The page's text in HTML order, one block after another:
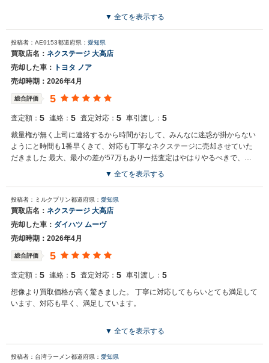
▼ 全てを表示する
投稿者：AE9153都道府県： 愛知県
買取店名： ネクステージ 大高店
売却した車：
トヨタ ノア
売却時期：2026年4月
総合評価 5
査定額： 5 連絡： 5 査定対応： 5 車引渡し： 5
裁量権が無く上司に連絡するから時間がおして、みんなに迷惑が掛からない
ようにと時間も1番早くきて、対応も丁寧なネクステージに売却させていた
だきました 最大、最小の差が57万もあり一括査定はやはりやるべきで、や
ってよかったと思っています 次回も売却時は活用させていただきます
▼ 全てを表示する
投稿者：ミルクプリン都道府県： 愛知県
買取店名： ネクステージ 大高店
売却した車： ダイハツ ムーヴ
売却時期：2026年4月
総合評価 5
査定額： 5 連絡： 5 査定対応： 5 車引渡し： 5
想像より買取価格が高く驚きました。 丁寧に対応してもらいとても満足して
います、対応も早く、満足しています。
▼ 全てを表示する
投稿者：台湾ラーメン都道府県： 愛知県